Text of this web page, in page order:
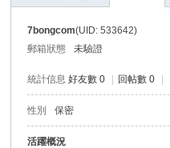
7bongcom(UID: 533642)
郵箱狀態
未驗證
統計信息 好友數 0 回帖數 0
性別 保密
活躍概況